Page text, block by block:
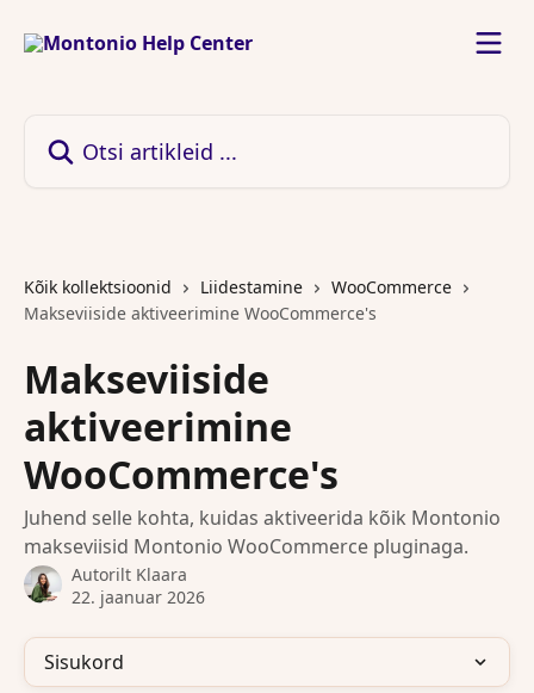
Kõik kollektsioonid Liidestamine
WooCommerce
Makseviiside aktiveerimine WooCommerce's
Makseviiside
aktiveerimine
WooCommerce's
Juhend selle kohta, kuidas aktiveerida kõik Montonio
makseviisid Montonio WooCommerce pluginaga.
Autorilt Klaara
22. jaanuar 2026
Sisukord